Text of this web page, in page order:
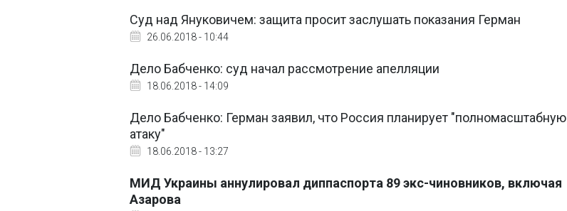
Суд над Януковичем: защита просит заслушать показания Герман
26.06.2018 - 10:44
Дело Бабченко: суд начал рассмотрение апелляции
18.06.2018 - 14:09
Дело Бабченко: Герман заявил, что Россия планирует "полномасштабную
атаку"
18.06.2018 - 13:27
МИД Украины аннулировал диппаспорта 89 экс-чиновников, включая
Азарова